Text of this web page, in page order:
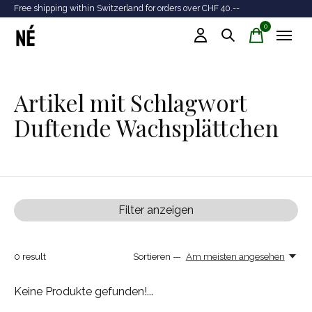
Free shipping within Switzerland for orders over CHF 40.--
0items
Artikel mit Schlagwort
Duftende Wachsplättchen
Filter anzeigen
0 result Sortieren — Am meisten angesehen
Keine Produkte gefunden!...